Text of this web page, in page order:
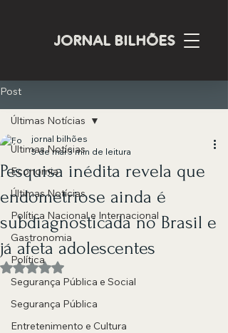
JORNAL BILHÕES
Post
Últimas Notícias
Economia
Últimas Notícias
Política Nacional e Internacional
Gastronomia
Política
Segurança Pública e Social
Segurança Pública
Entretenimento e Cultura
Últimas Notícias
Pesquisa inédita revela que
endometriose ainda é
subdiagnosticada no Brasil e
já afeta adolescentes
jornal bilhões
5 de mai3 min de leitura
Avaliado com NaN de 5 estrelas.